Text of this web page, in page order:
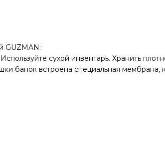
GUZMAN:
сухой инвентарь. Хранить
банок встроена специальная